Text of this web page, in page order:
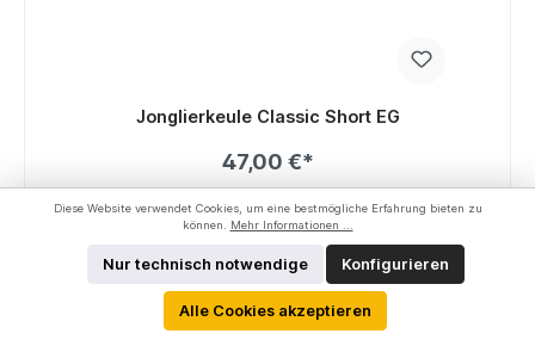
Jonglierkeule Classic Short EG
47,00 €*
Details
Diese Website verwendet Cookies, um eine bestmögliche Erfahrung bieten zu
können.
Mehr Informationen ...
Nur technisch notwendige Konfigurieren
Alle Cookies akzeptieren